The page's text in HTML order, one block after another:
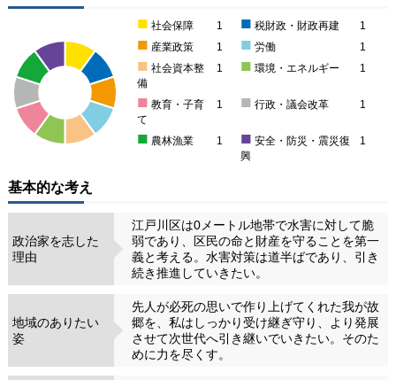
■ 社会保障 1 ■ 税財政・財政再建 1
■ 産業政策 1 ■ 労働 1
■ 社会資本整
備
1 ■ 環境・エネルギー 1
■ 教育・子育
て
1 ■ 行政・議会改革 1
■ 農林漁業 1 ■ 安全・防災・震災復
興
1
基本的な考え
政治家を志した
理由
江戸川区は0メートル地帯で水害に対して脆
弱であり、区民の命と財産を守ることを第一
義と考える。水害対策は道半ばであり、引き
続き推進していきたい。
地域のありたい
姿
先人が必死の思いで作り上げてくれた我が故
郷を、私はしっかり受け継ぎ守り、より発展
させて次世代へ引き継いでいきたい。そのた
めに力を尽くす。